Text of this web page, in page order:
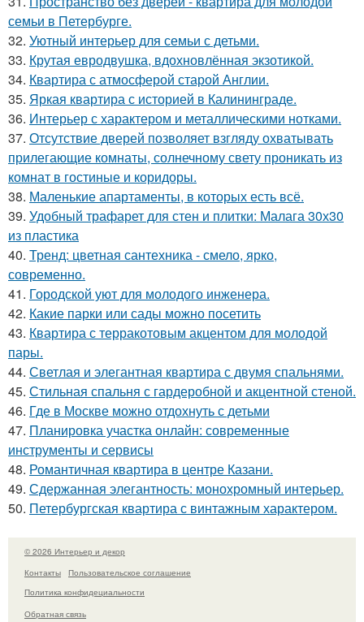
семьи в Петербурге.
32. Уютный интерьер для семьи с детьми.
33. Крутая евродвушка, вдохновлённая экзотикой.
34. Квартира с атмосферой старой Англии.
35. Яркая квартира с историей в Калининграде.
36. Интерьер с характером и металлическими нотками.
37. Отсутствие дверей позволяет взгляду охватывать
прилегающие комнаты, солнечному свету проникать из
комнат в гостиные и коридоры.
38. Маленькие апартаменты, в которых есть всё.
39. Удобный трафарет для стен и плитки: Малага 30х30
из пластика
40. Тренд: цветная сантехника - смело, ярко,
современно.
41. Городской уют для молодого инженера.
42. Какие парки или сады можно посетить
43. Квартира с терракотовым акцентом для молодой
пары.
44. Светлая и элегантная квартира с двумя спальнями.
45. Стильная спальня с гардеробной и акцентной стеной.
46. Где в Москве можно отдохнуть с детьми
47. Планировка участка онлайн: современные
инструменты и сервисы
48. Романтичная квартира в центре Казани.
49. Сдержанная элегантность: монохромный интерьер.
50. Петербургская квартира с винтажным характером.
© 2026 Интерьер и декор
Контакты
Пользовательское соглашение
Политика конфидециальности
Обратная связь